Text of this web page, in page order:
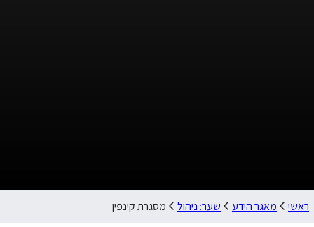
ראשי מאגר הידע שער: ניהול מסגרת קינפין